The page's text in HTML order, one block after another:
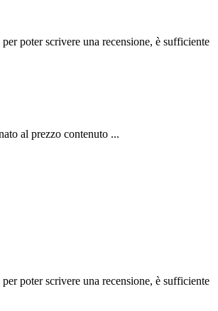
poter scrivere una recensione, è sufficiente
al prezzo contenuto ...
poter scrivere una recensione, è sufficiente